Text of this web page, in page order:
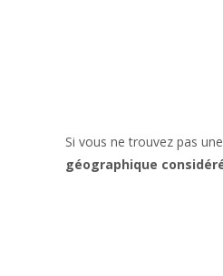
Si vous ne trouvez pas
géographique